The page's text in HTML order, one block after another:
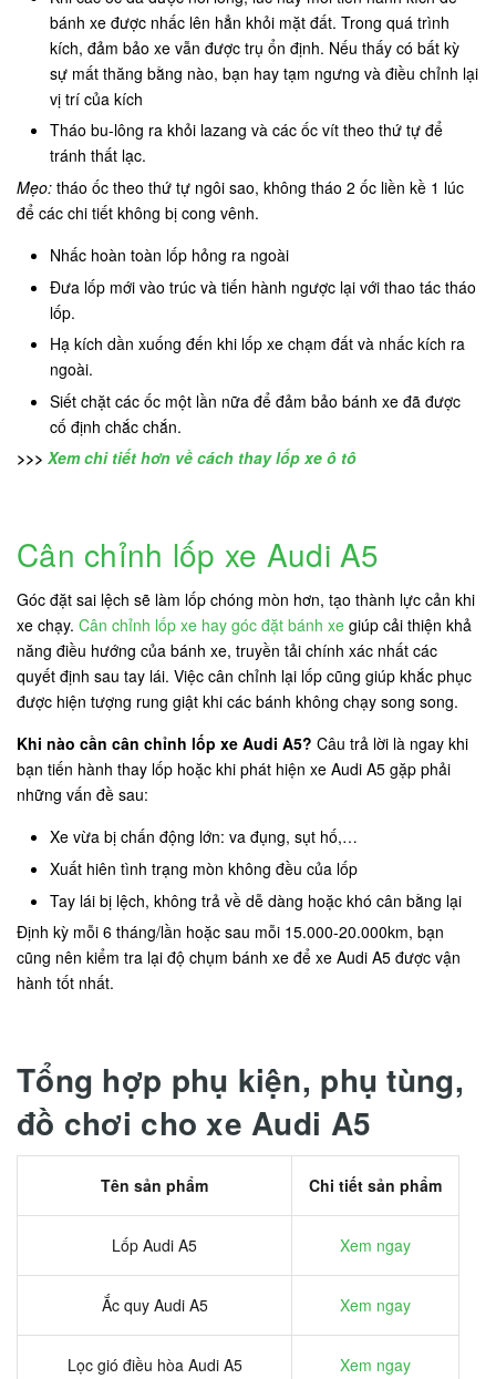
bánh xe được nhấc lên hẳn khỏi mặt đất. Trong quá trình
kích, đảm bảo xe vẫn được trụ ổn định. Nếu thấy có bất kỳ
sự mất thăng bằng nào, bạn hay tạm ngưng và điều chỉnh lại
vị trí của kích
Tháo bu-lông ra khỏi lazang và các ốc vít theo thứ tự để
tránh thất lạc.
Mẹo: tháo ốc theo thứ tự ngôi sao, không tháo 2 ốc liền kề 1 lúc
để các chi tiết không bị cong vênh.
Nhấc hoàn toàn lốp hỏng ra ngoài
Đưa lốp mới vào trúc và tiến hành ngược lại với thao tác tháo
lốp.
Hạ kích dần xuống đến khi lốp xe chạm đất và nhấc kích ra
ngoài.
Siết chặt các ốc một lần nữa để đảm bảo bánh xe đã được
cố định chắc chắn.
>>> Xem chi tiết hơn về cách thay lốp xe ô tô
Cân chỉnh lốp xe Audi A5
Góc đặt sai lệch sẽ làm lốp chóng mòn hơn, tạo thành lực cản khi
xe chạy. Cân chỉnh lốp xe hay góc đặt bánh xe giúp cải thiện khả
năng điều hướng của bánh xe, truyền tải chính xác nhất các
quyết định sau tay lái. Việc cân chỉnh lại lốp cũng giúp khắc phục
được hiện tượng rung giật khi các bánh không chạy song song.
Khi nào cần cân chỉnh lốp xe Audi A5? Câu trả lời là ngay khi
bạn tiến hành thay lốp hoặc khi phát hiện xe Audi A5 gặp phải
những vấn đề sau:
Xe vừa bị chấn động lớn: va đụng, sụt hố,…
Xuất hiên tình trạng mòn không đều của lốp
Tay lái bị lệch, không trả về dễ dàng hoặc khó cân bằng lại
Định kỳ mỗi 6 tháng/lần hoặc sau mỗi 15.000-20.000km, bạn
cũng nên kiểm tra lại độ chụm bánh xe để xe Audi A5 được vận
hành tốt nhất.
Tổng hợp phụ kiện, phụ tùng,
đồ chơi cho xe Audi A5
Tên sản phẩm Chi tiết sản phẩm
Lốp Audi A5 Xem ngay
Ắc quy Audi A5 Xem ngay
Lọc gió điều hòa Audi A5 Xem ngay